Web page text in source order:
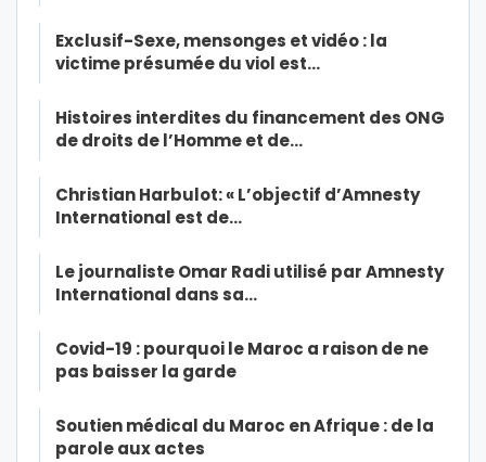
Exclusif-Sexe, mensonges et vidéo : la
victime présumée du viol est…
Histoires interdites du financement des ONG
de droits de l’Homme et de…
Christian Harbulot: « L’objectif d’Amnesty
International est de…
Le journaliste Omar Radi utilisé par Amnesty
International dans sa…
Covid-19 : pourquoi le Maroc a raison de ne
pas baisser la garde
Soutien médical du Maroc en Afrique : de la
parole aux actes